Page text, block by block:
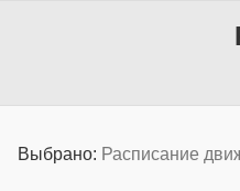
Выбрано: Расписание